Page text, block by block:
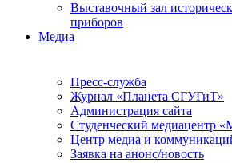
Выставочный зал
приборов
Медиа
Пресс-служба
Журнал «Планета СГУГиТ»
Администрация сайта
Студенческий медиацентр
Центр медиа и
Заявка на анонс/новость